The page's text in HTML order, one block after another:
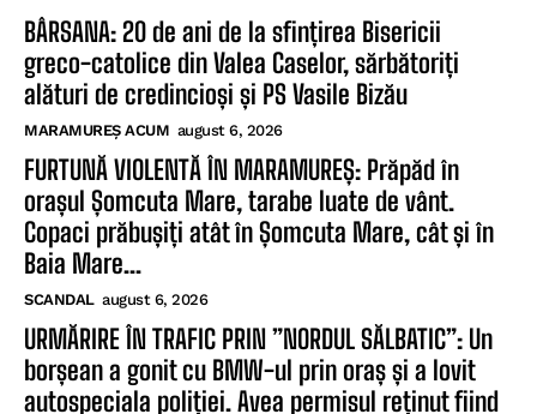
BÂRSANA: 20 de ani de la sfințirea Bisericii
greco-catolice din Valea Caselor, sărbătoriți
alături de credincioși și PS Vasile Bizău
MARAMUREȘ ACUM august 6, 2026
FURTUNĂ VIOLENTĂ ÎN MARAMUREȘ: Prăpăd în
orașul Șomcuta Mare, tarabe luate de vânt.
Copaci prăbușiți atât în Șomcuta Mare, cât și în
Baia Mare...
SCANDAL august 6, 2026
URMĂRIRE ÎN TRAFIC PRIN ”NORDUL SĂLBATIC”: Un
borșean a gonit cu BMW-ul prin oraș și a lovit
autospeciala poliției. Avea permisul reținut fiind